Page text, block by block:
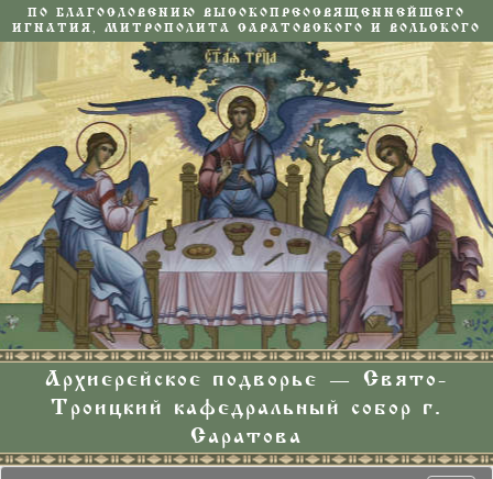
ПО БЛАГОСЛОВЕНИЮ ВЫСОКОПРЕОСВЯЩЕННЕЙШЕГО
ИГНАТИЯ, МИТРОПОЛИТА САРАТОВСКОГО И ВОЛЬСКОГО
Архиерейское подворье — Свято-
Троицкий кафедральный собор г.
Саратова